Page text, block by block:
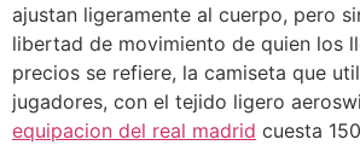
ajustan ligeramente al cuerpo, pero
libertad de movimiento de quien los
precios se refiere, la camiseta que
jugadores, con el tejido ligero
equipacion del real madrid cuesta